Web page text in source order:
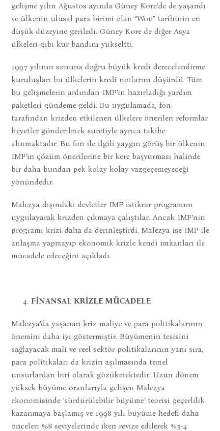
gelişme yılın Ağustos ayında Güney Kore’de de yaşandı
ve ülkenin ulusal para birimi olan “Won” tarihinin en
düşük düzeyine geriledi. Güney Kore de diğer Asya
ülkeleri gibi kur bandını yükseltti.
1997 yılının sonuna doğru büyük kredi derecelendirme
kuruluşları bu ülkelerin kredi notlarını düşürdü. Tüm
bu gelişmelerin ardından IMF’in hazırladığı yardım
paketleri gündeme geldi. Bu uygulamada, fon
tarafından krizden etkilenen ülkelere önerilen reformlar
heyetler gönderilmek suretiyle ayrıca takibe
alınmaktadır. Bu fon ile ilgili yaygın görüş bir ülkenin
IMF’in çözüm önerilerine bir kere başvurması halinde
bir daha bundan pek kolay kolay vazgeçemeyeceği
yönündedir.
Malezya dışındaki devletler IMF istikrar programını
uygulayarak krizden çıkmaya çalıştılar. Ancak IMF’nin
programı krizi daha da derinleştirdi. Malezya ise IMF ile
anlaşma yapmayıp ekonomik krizle kendi imkanları ile
mücadele edeceğini açıkladı.
FİNANSAL KRİZLE MÜCADELE
Malezya’da yaşanan kriz maliye ve para politikalarının
önemini daha iyi göstermiştir. Büyümenin tesisini
sağlayacak mali ve reel sektör politikalarının yanı sıra,
para politikaları da krizin aşılmasında temel
unsurlardan biri olarak gözükmektedir. Uzun dönem
yüksek büyüme oranlarıyla gelişen Malezya
ekonomisinde ‘sürdürülebilir büyüme’ teorisi geçerlilik
kazanmaya başlamış ve 1998 yılı büyüme hedefi daha
önceleri %8 seviyelerinde iken revize edilerek %3-4